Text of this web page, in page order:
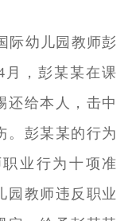
际幼儿园教师彭
月，彭某某在课
还给本人，击中
。彭某某的行为
业行为十项准
园教师违反职业